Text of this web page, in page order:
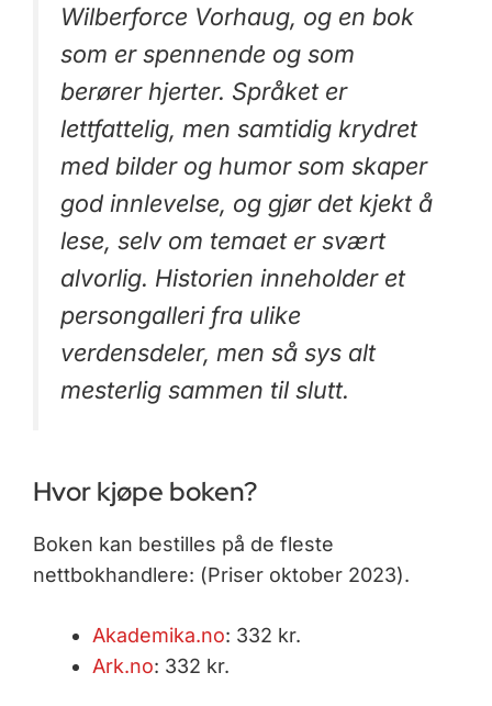
Wilberforce Vorhaug, og en bok
som er spennende og som
berører hjerter. Språket er
lettfattelig, men samtidig krydret
med bilder og humor som skaper
god innlevelse, og gjør det kjekt å
lese, selv om temaet er svært
alvorlig. Historien inneholder et
persongalleri fra ulike
verdensdeler, men så sys alt
mesterlig sammen til slutt.
Hvor kjøpe boken?
Boken kan bestilles på de fleste
nettbokhandlere: (Priser oktober 2023).
Akademika.no: 332 kr.
Ark.no: 332 kr.